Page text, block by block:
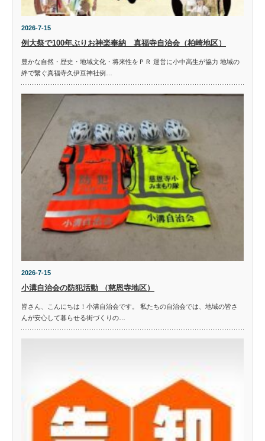
2026-7-15
例大祭で100年ぶりお神楽奉納 真福寺自治会（柏崎地区）
豊かな自然・歴史・地域文化・将来性をＰＲ 運営に小中高生が協力 地域の
絆で繋ぐ真福寺久伊豆神社例…
2026-7-15
小溝自治会の防犯活動 （慈恩寺地区）
皆さん、こんにちは！小溝自治会です。 私たちの自治会では、地域の皆さ
んが安心して暮らせる街づくりの…